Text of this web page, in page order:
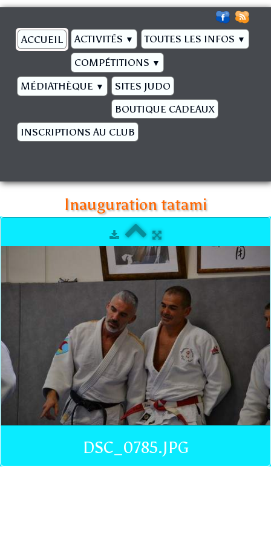
ACCUEIL ACTIVITÉS ▼ TOUTES LES INFOS ▼
COMPÉTITIONS ▼
MÉDIATHÈQUE ▼
SITES JUDO
BOUTIQUE CADEAUX
INSCRIPTIONS AU CLUB
Inauguration tatami
DSC_0785.JPG